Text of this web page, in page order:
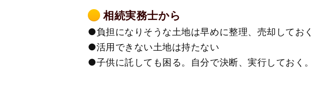
相続実務士から
●負担になりそうな土地は早めに整理、売却しておく
●活用できない土地は持たない
●子供に託しても困る。自分で決断、実行しておく。